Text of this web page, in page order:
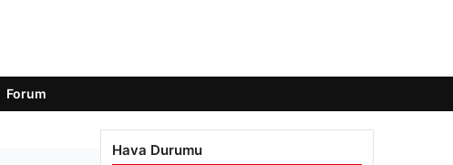
Forum
Hava Durumu